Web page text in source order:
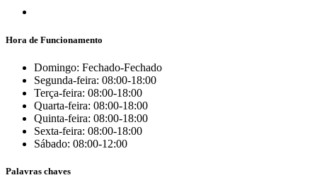
Hora de Funcionamento
Domingo: Fechado-Fechado
Segunda-feira: 08:00-18:00
Terça-feira: 08:00-18:00
Quarta-feira: 08:00-18:00
Quinta-feira: 08:00-18:00
Sexta-feira: 08:00-18:00
Sábado: 08:00-12:00
Palavras chaves